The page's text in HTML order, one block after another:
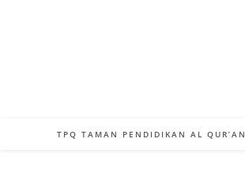
TPQ TAMAN PENDIDIKAN AL QUR’AN